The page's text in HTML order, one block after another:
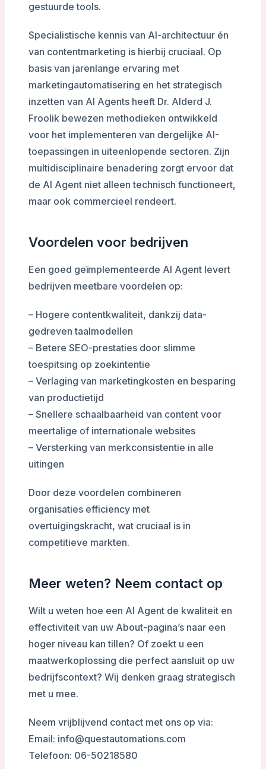
gestuurde tools.
Specialistische kennis van AI-architectuur én
van contentmarketing is hierbij cruciaal. Op
basis van jarenlange ervaring met
marketingautomatisering en het strategisch
inzetten van AI Agents heeft Dr. Alderd J.
Froolik bewezen methodieken ontwikkeld
voor het implementeren van dergelijke AI-
toepassingen in uiteenlopende sectoren. Zijn
multidisciplinaire benadering zorgt ervoor dat
de AI Agent niet alleen technisch functioneert,
maar ook commercieel rendeert.
Voordelen voor bedrijven
Een goed geïmplementeerde AI Agent levert
bedrijven meetbare voordelen op:
– Hogere contentkwaliteit, dankzij data-
gedreven taalmodellen
– Betere SEO-prestaties door slimme
toespitsing op zoekintentie
– Verlaging van marketingkosten en besparing
van productietijd
– Snellere schaalbaarheid van content voor
meertalige of internationale websites
– Versterking van merkconsistentie in alle
uitingen
Door deze voordelen combineren
organisaties efficiency met
overtuigingskracht, wat cruciaal is in
competitieve markten.
Meer weten? Neem contact op
Wilt u weten hoe een AI Agent de kwaliteit en
effectiviteit van uw About-pagina’s naar een
hoger niveau kan tillen? Of zoekt u een
maatwerkoplossing die perfect aansluit op uw
bedrijfscontext? Wij denken graag strategisch
met u mee.
Neem vrijblijvend contact met ons op via:
Email: info@questautomations.com
Telefoon: 06-50218580